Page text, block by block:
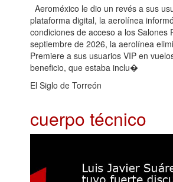
Aeroméxico le dio un revés a sus
plataforma digital, la aerolínea
condiciones de acceso a los Salones
septiembre de 2026, la aerolínea
Premiere a sus usuarios VIP en
beneficio, que estaba inclu�
El Siglo de Torreón
cuerpo técnico